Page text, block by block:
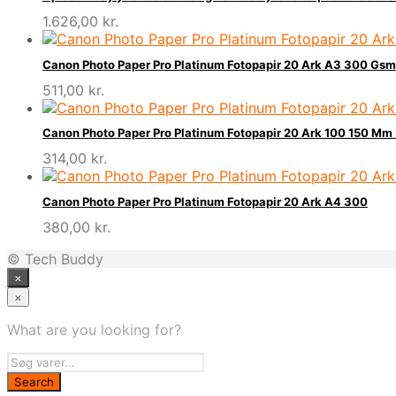
1.626,00 kr.
Canon Photo Paper Pro Platinum Fotopapir 20 Ark A3 300 Gsm
511,00 kr.
Canon Photo Paper Pro Platinum Fotopapir 20 Ark 100 150
314,00 kr.
Canon Photo Paper Pro Platinum Fotopapir 20 Ark A4 300
380,00 kr.
© Tech Buddy
×
×
What are you looking for?